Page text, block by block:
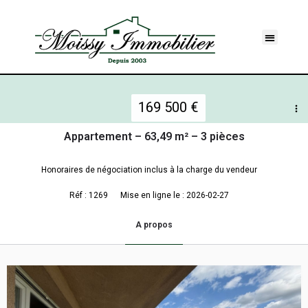
169 500 €
Appartement – 63,49 m² – 3 pièces
Honoraires de négociation inclus à la charge du vendeur
Réf : 1269 Mise en ligne le : 2026-02-27
A propos